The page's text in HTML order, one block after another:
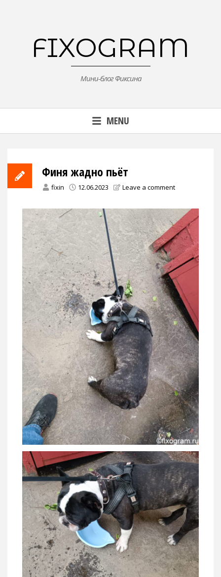
FIXOGRAM
Мини-блог Фиксина
MENU
Финя жадно пьёт
fixin 12.06.2023 Leave a comment